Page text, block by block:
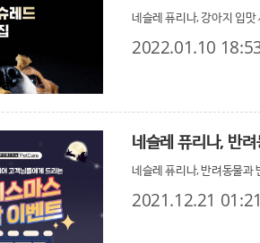
네슬레 퓨리나, 강아지 입
2022.01.10
네슬레 퓨리나, 반
네슬레 퓨리나, 반려동물과
2021.12.21